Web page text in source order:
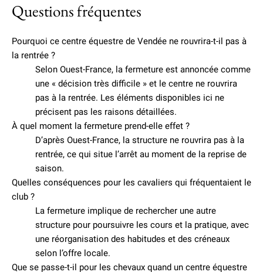
Questions fréquentes
Pourquoi ce centre équestre de Vendée ne rouvrira-t-il pas à
la rentrée ?
Selon Ouest-France, la fermeture est annoncée comme
une « décision très difficile » et le centre ne rouvrira
pas à la rentrée. Les éléments disponibles ici ne
précisent pas les raisons détaillées.
À quel moment la fermeture prend-elle effet ?
D’après Ouest-France, la structure ne rouvrira pas à la
rentrée, ce qui situe l’arrêt au moment de la reprise de
saison.
Quelles conséquences pour les cavaliers qui fréquentaient le
club ?
La fermeture implique de rechercher une autre
structure pour poursuivre les cours et la pratique, avec
une réorganisation des habitudes et des créneaux
selon l’offre locale.
Que se passe-t-il pour les chevaux quand un centre équestre